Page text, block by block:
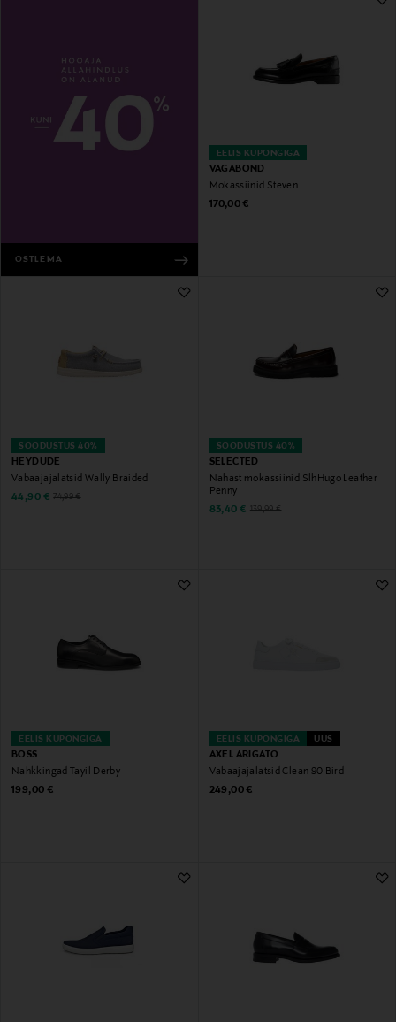
OSTLEMA
EELIS KUPONGIGA
VAGABOND
Mokassiinid Steven
Original Price
170,00 €
SOODUSTUS 40%
HEYDUDE
Vabaajajalatsid Wally Braided
Discounted Price
44,90 € Original Price
74,99 €
SOODUSTUS 40%
SELECTED
Nahast mokassiinid SlhHugo Leather
Penny
Discounted Price
83,40 € Original Price
139,99 €
EELIS KUPONGIGA
BOSS
Nahkkingad Tayil Derby
Original Price
199,00 €
EELIS KUPONGIGA UUS
AXEL ARIGATO
Vabaajajalatsid Clean 90 Bird
Original Price
249,00 €